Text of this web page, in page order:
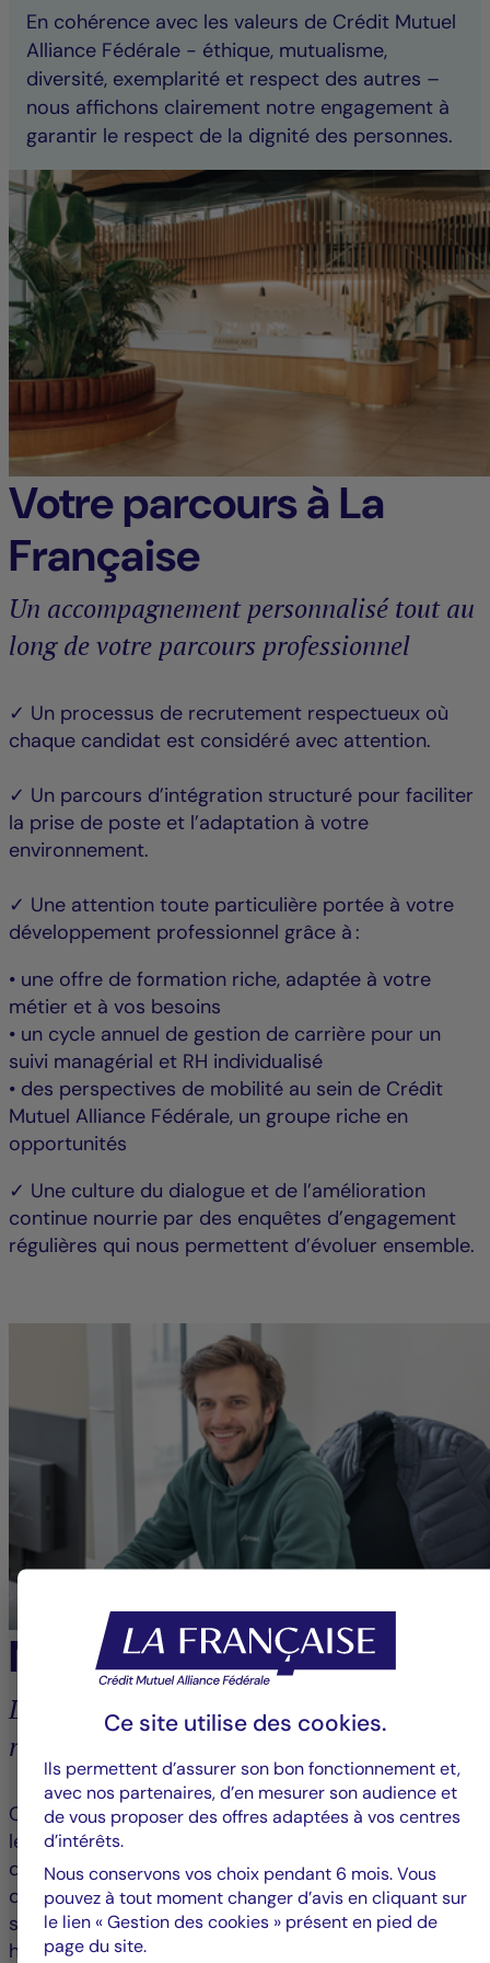
En cohérence avec les valeurs de Crédit Mutuel
Alliance Fédérale - éthique, mutualisme,
diversité, exemplarité et respect des autres –
nous affichons clairement notre engagement à
garantir le respect de la dignité des personnes.
Votre parcours à La
Française
Un accompagnement personnalisé tout au
long de votre parcours professionnel
✓ Un processus de recrutement respectueux où
chaque candidat est considéré avec attention.
✓ Un parcours d’intégration structuré pour faciliter
la prise de poste et l’adaptation à votre
environnement.
✓ Une attention toute particulière portée à votre
développement professionnel grâce à :
• une offre de formation riche, adaptée à votre
métier et à vos besoins
• un cycle annuel de gestion de carrière pour un
suivi managérial et RH individualisé
• des perspectives de mobilité au sein de Crédit
Mutuel Alliance Fédérale, un groupe riche en
opportunités
✓ Une culture du dialogue et de l’amélioration
continue nourrie par des enquêtes d’engagement
régulières qui nous permettent d’évoluer ensemble.
Nos métiers
La diversité de nos métiers reflète la
richesse de notre expertise
Chaque jour, nos 1 000 collaborateurs mobilisent
leur savoir-faire dans des domaines variés : gestion
d’actifs mobiliers et immobiliers, commercialisation
de nos solutions d’investissement, fonctions
support en finance, communication, ressources
humaines, juridique, contrôle interne et gestion des
Ce site utilise des cookies.
Ils permettent d’assurer son bon fonctionnement et,
avec nos partenaires, d’en mesurer son audience et
de vous proposer des offres adaptées à vos centres
d’intérêts.
Nous conservons vos choix pendant 6 mois. Vous
pouvez à tout moment changer d’avis en cliquant sur
le lien « Gestion des cookies » présent en pied de
page du site.